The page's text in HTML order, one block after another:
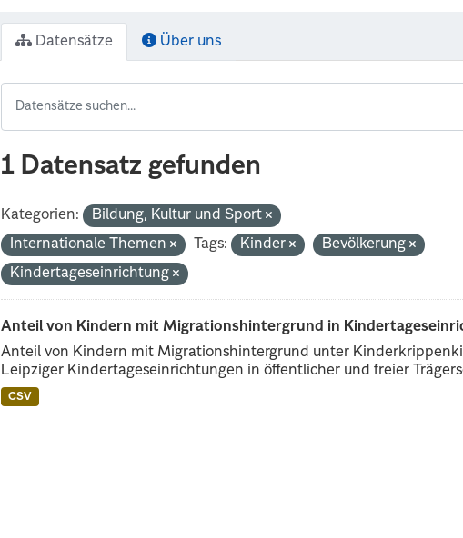
Datensätze Über uns
1 Datensatz gefunden
Kategorien:
Bildung, Kultur und Sport
Internationale Themen
Tags: Kinder
Bevölkerung
Kindertageseinrichtung
Anteil von Kindern mit Migrationshintergrund in
Anteil von Kindern mit Migrationshintergrund unter
Leipziger Kindertageseinrichtungen in öffentlicher und freier
CSV